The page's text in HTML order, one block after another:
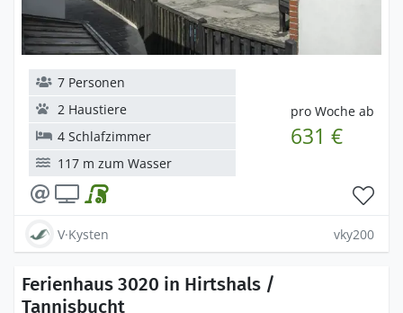
pro Woche ab
631 €
7 Personen
2 Haustiere
4 Schlafzimmer
117 m zum Wasser
V·Kysten vky200
Ferienhaus 3020 in Hirtshals /
Tannisbucht